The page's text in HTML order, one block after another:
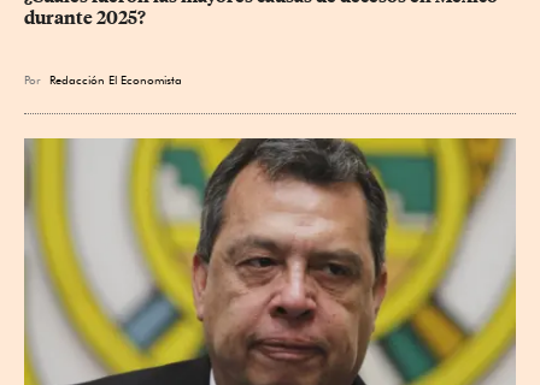
durante 2025?
Por Redacción El Economista